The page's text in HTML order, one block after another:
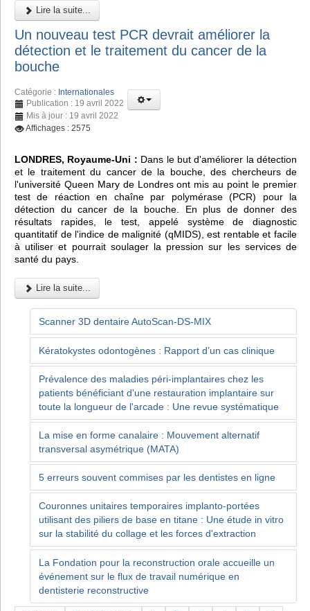
Lire la suite...
Un nouveau test PCR devrait améliorer la
détection et le traitement du cancer de la
bouche
Catégorie : Internationales
Publication : 19 avril 2022
Mis à jour : 19 avril 2022
Affichages : 2575
LONDRES, Royaume-Uni : Dans le but d'améliorer la détection
et le traitement du cancer de la bouche, des chercheurs de
l'université Queen Mary de Londres ont mis au point le premier
test de réaction en chaîne par polymérase (PCR) pour la
détection du cancer de la bouche. En plus de donner des
résultats rapides, le test, appelé système de diagnostic
quantitatif de l'indice de malignité (qMIDS), est rentable et facile
à utiliser et pourrait soulager la pression sur les services de
santé du pays.
Lire la suite...
Scanner 3D dentaire AutoScan-DS-MIX
Kératokystes odontogènes : Rapport d’un cas clinique
Prévalence des maladies péri-implantaires chez les
patients bénéficiant d'une restauration implantaire sur
toute la longueur de l'arcade : Une revue systématique
La mise en forme canalaire : Mouvement alternatif
transversal asymétrique (MATA)
5 erreurs souvent commises par les dentistes en ligne
Couronnes unitaires temporaires implanto-portées
utilisant des piliers de base en titane : Une étude in vitro
sur la stabilité du collage et les forces d'extraction
La Fondation pour la reconstruction orale accueille un
événement sur le flux de travail numérique en
dentisterie reconstructive